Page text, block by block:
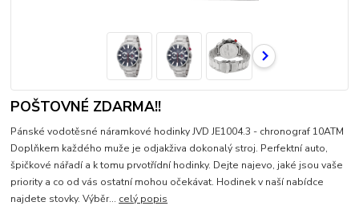
POŠTOVNÉ ZDARMA!!
Pánské vodotěsné náramkové hodinky JVD JE1004.3 - chronograf 10ATM
Doplňkem každého muže je odjakživa dokonalý stroj. Perfektní auto,
špičkové nářadí a k tomu prvotřídní hodinky. Dejte najevo, jaké jsou vaše
priority a co od vás ostatní mohou očekávat. Hodinek v naší nabídce
najdete stovky. Výběr... celý popis